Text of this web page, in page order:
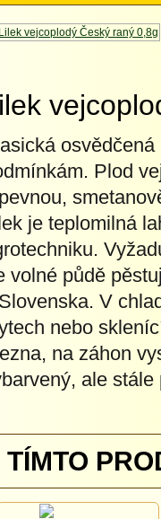
Plod
je teplomilná
volné půdě
V
nebo
na záhon
ale stále
TÍMTO